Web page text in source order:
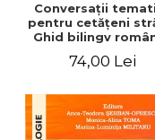
Conversaţii
pentru cetăţeni
Ghid bilingv
practic/
Bilingual Romanian-
guide with
vocabulary
74,00 Lei